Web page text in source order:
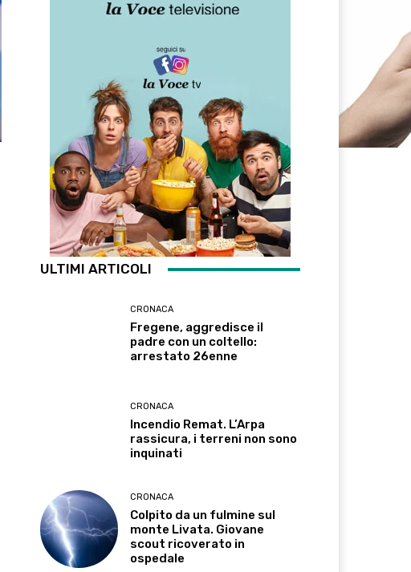
ULTIMI ARTICOLI
CRONACA
Fregene, aggredisce il
padre con un coltello:
arrestato 26enne
CRONACA
Incendio Remat. L’Arpa
rassicura, i terreni non sono
inquinati
CRONACA
Colpito da un fulmine sul
monte Livata. Giovane
scout ricoverato in
ospedale